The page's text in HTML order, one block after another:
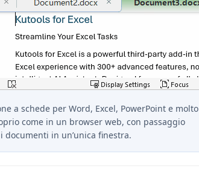
a schede per Word, Excel, PowerPoint e molto
come in un browser web, con passaggio
documenti in un’unica finestra.